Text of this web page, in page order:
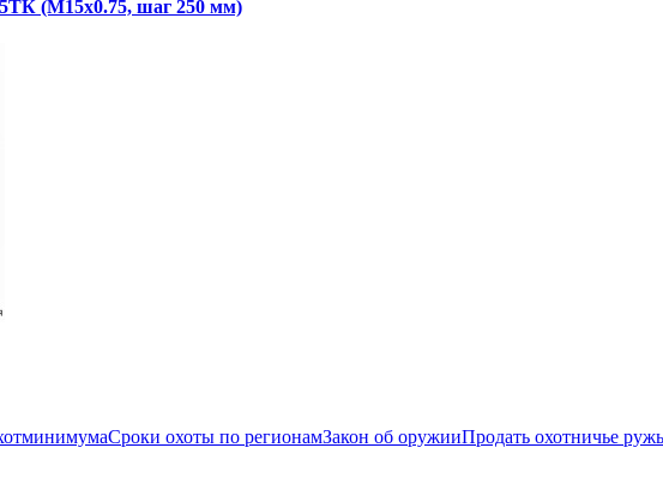
(М15х0.75, шаг 250 мм)
Сроки охоты по регионамЗакон об оружииПродать охотничье